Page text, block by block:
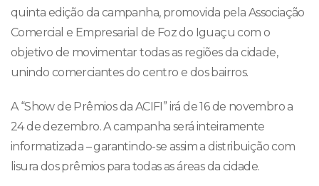
quinta edição da campanha, promovida pela Associação
Comercial e Empresarial de Foz do Iguaçu com o
objetivo de movimentar todas as regiões da cidade,
unindo comerciantes do centro e dos bairros.
A “Show de Prêmios da ACIFI” irá de 16 de novembro a
24 de dezembro. A campanha será inteiramente
informatizada – garantindo-se assim a distribuição com
lisura dos prêmios para todas as áreas da cidade.